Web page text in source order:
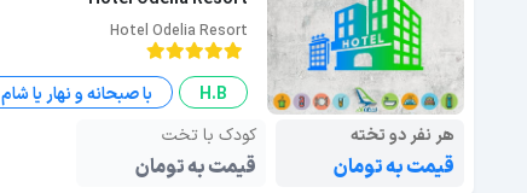
Hotel Odelia Resort
H.B
با صبحانه و نهار یا شام
هر نفر دو تخته
قیمت به تومان
کودک با تخت
قیمت به تومان